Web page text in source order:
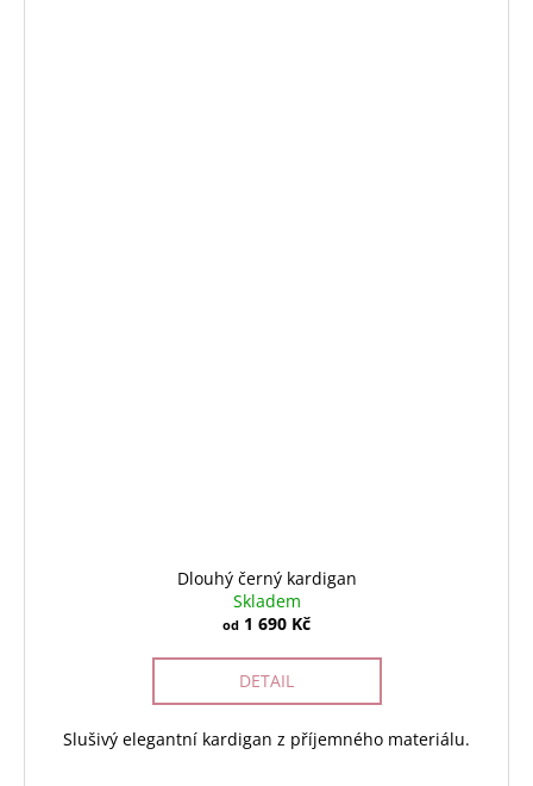
Dlouhý černý kardigan
Skladem
od 1 690 Kč
DETAIL
Slušivý elegantní kardigan z příjemného materiálu.